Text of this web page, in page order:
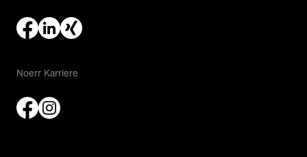
Noerr Karriere